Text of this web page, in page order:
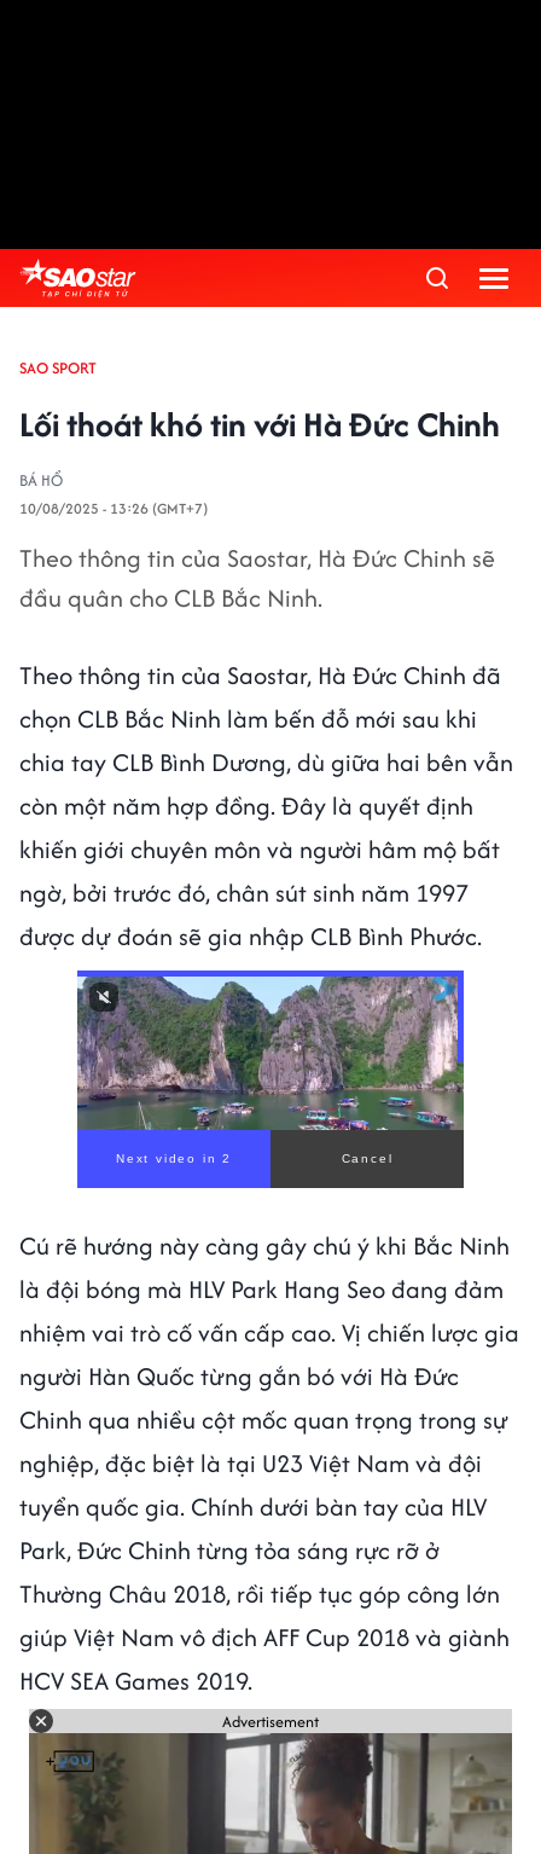
SAO SPORT
Lối thoát khó tin với Hà Đức Chinh
BÁ HỔ
10/08/2025 - 13:26 (GMT+7)
Theo thông tin của Saostar, Hà Đức Chinh sẽ
đầu quân cho CLB Bắc Ninh.
Theo thông tin của Saostar, Hà Đức Chinh đã
chọn CLB Bắc Ninh làm bến đỗ mới sau khi
chia tay CLB Bình Dương, dù giữa hai bên vẫn
còn một năm hợp đồng. Đây là quyết định
khiến giới chuyên môn và người hâm mộ bất
ngờ, bởi trước đó, chân sút sinh năm 1997
được dự đoán sẽ gia nhập CLB Bình Phước.
Cú rẽ hướng này càng gây chú ý khi Bắc Ninh
là đội bóng mà HLV Park Hang Seo đang đảm
nhiệm vai trò cố vấn cấp cao. Vị chiến lược gia
người Hàn Quốc từng gắn bó với Hà Đức
Chinh qua nhiều cột mốc quan trọng trong sự
nghiệp, đặc biệt là tại U23 Việt Nam và đội
tuyển quốc gia. Chính dưới bàn tay của HLV
Park, Đức Chinh từng tỏa sáng rực rỡ ở
Thường Châu 2018, rồi tiếp tục góp công lớn
giúp Việt Nam vô địch AFF Cup 2018 và giành
HCV SEA Games 2019.
Advertisement